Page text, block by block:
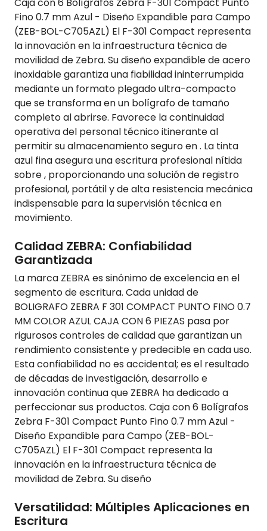
Fino 0.7 mm Azul - Diseño Expandible para Campo
(ZEB-BOL-C705AZL) El F-301 Compact representa
la innovación en la infraestructura técnica de
movilidad de Zebra. Su diseño expandible de acero
inoxidable garantiza una fiabilidad ininterrumpida
mediante un formato plegado ultra-compacto
que se transforma en un bolígrafo de tamaño
completo al abrirse. Favorece la continuidad
operativa del personal técnico itinerante al
permitir su almacenamiento seguro en . La tinta
azul fina asegura una escritura profesional nítida
sobre , proporcionando una solución de registro
profesional, portátil y de alta resistencia mecánica
indispensable para la supervisión técnica en
movimiento.
Calidad ZEBRA: Confiabilidad
Garantizada
La marca ZEBRA es sinónimo de excelencia en el
segmento de escritura. Cada unidad de
BOLIGRAFO ZEBRA F 301 COMPACT PUNTO FINO 0.7
MM COLOR AZUL CAJA CON 6 PIEZAS pasa por
rigurosos controles de calidad que garantizan un
rendimiento consistente y predecible en cada uso.
Esta confiabilidad no es accidental; es el resultado
de décadas de investigación, desarrollo e
innovación continua que ZEBRA ha dedicado a
perfeccionar sus productos. Caja con 6 Bolígrafos
Zebra F-301 Compact Punto Fino 0.7 mm Azul -
Diseño Expandible para Campo (ZEB-BOL-
C705AZL) El F-301 Compact representa la
innovación en la infraestructura técnica de
movilidad de Zebra. Su diseño
Versatilidad: Múltiples Aplicaciones en
Escritura